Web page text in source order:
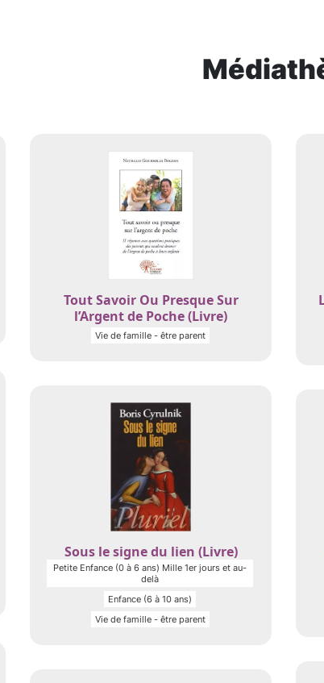
Tout Savoir Ou Presque Sur
l’Argent de Poche (Livre)
Vie de famille - être parent
Sous le signe du lien (Livre)
Petite Enfance (0 à 6 ans) Mille 1er jours et au-
delà
Enfance (6 à 10 ans)
Vie de famille - être parent